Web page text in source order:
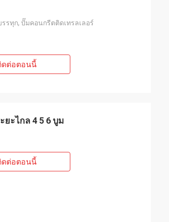
รทุก, ปั๊มคอนกรีตติดเทรลเลอร์
ดต่อตอนนี้
ะไกล 4 5 6 บูม
ดต่อตอนนี้